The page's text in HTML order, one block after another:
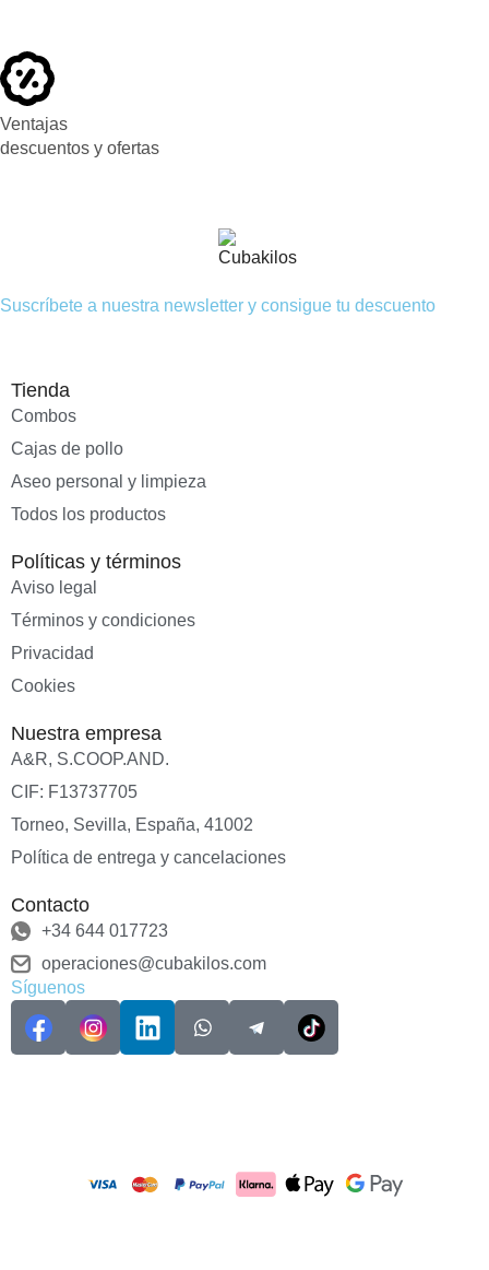
Ventajas
descuentos y ofertas
Suscríbete a nuestra newsletter y consigue tu descuento
Tienda
Combos
Cajas de pollo
Aseo personal y limpieza
Todos los productos
Políticas y términos
Aviso legal
Términos y condiciones
Privacidad
Cookies
Nuestra empresa
A&R, S.COOP.AND.
CIF: F13737705
Torneo, Sevilla, España, 41002
Política de entrega y cancelaciones
Contacto
+34 644 017723
operaciones@cubakilos.com
Síguenos